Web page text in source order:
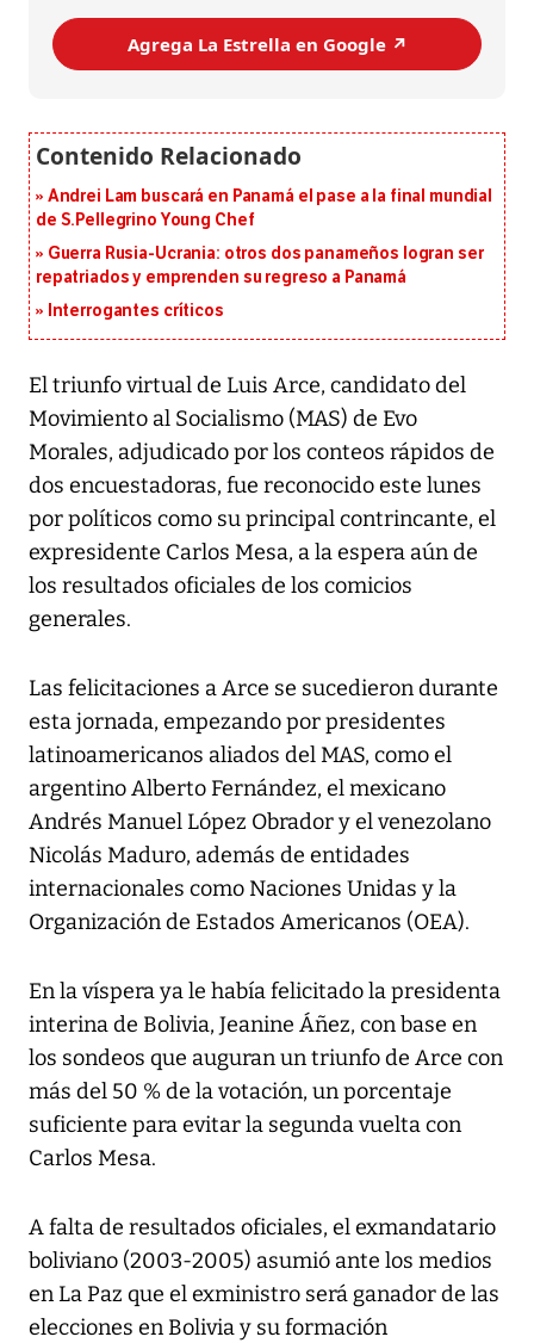
Agrega La Estrella en Google ↗️
Andrei Lam buscará en Panamá el pase a la final mundial
de S.Pellegrino Young Chef
Guerra Rusia-Ucrania: otros dos panameños logran ser
repatriados y emprenden su regreso a Panamá
Interrogantes críticos
El triunfo virtual de Luis Arce, candidato del
Movimiento al Socialismo (MAS) de Evo
Morales, adjudicado por los conteos rápidos de
dos encuestadoras, fue reconocido este lunes
por políticos como su principal contrincante, el
expresidente Carlos Mesa, a la espera aún de
los resultados oficiales de los comicios
generales.
Las felicitaciones a Arce se sucedieron durante
esta jornada, empezando por presidentes
latinoamericanos aliados del MAS, como el
argentino Alberto Fernández, el mexicano
Andrés Manuel López Obrador y el venezolano
Nicolás Maduro, además de entidades
internacionales como Naciones Unidas y la
Organización de Estados Americanos (OEA).
En la víspera ya le había felicitado la presidenta
interina de Bolivia, Jeanine Áñez, con base en
los sondeos que auguran un triunfo de Arce con
más del 50 % de la votación, un porcentaje
suficiente para evitar la segunda vuelta con
Carlos Mesa.
A falta de resultados oficiales, el exmandatario
boliviano (2003-2005) asumió ante los medios
en La Paz que el exministro será ganador de las
elecciones en Bolivia y su formación